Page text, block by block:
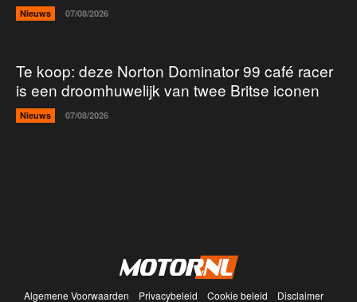
Nieuws 07/08/2026
Te koop: deze Norton Dominator 99 café racer
is een droomhuwelijk van twee Britse iconen
Nieuws 07/08/2026
Algemene Voorwaarden Privacybeleid Cookie beleid Disclaimer